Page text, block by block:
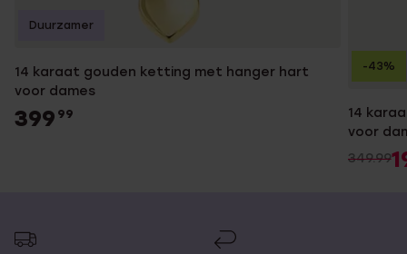
14 karaat gouden ketting met hanger hart
voor dames
399 99
Duurzamer
14
voor
349.99
-43%